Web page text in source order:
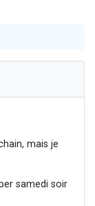
groupe sur Zoom
Box Music
2 personnes viennent de nous rejoindre sur WhatsApp
mais je
samedi soir